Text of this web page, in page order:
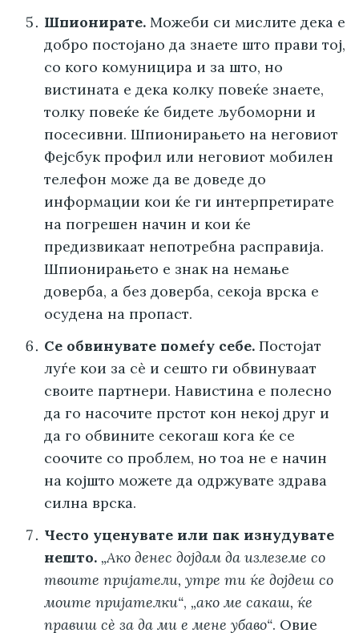
Шпионирате. Можеби си мислите дека е
добро постојано да знаете што прави тој,
со кого комуницира и за што, но
вистината е дека колку повеќе знаете,
толку повеќе ќе бидете љубоморни и
посесивни. Шпионирањето на неговиот
Фејсбук профил или неговиот мобилен
телефон може да ве доведе до
информации кои ќе ги интерпретирате
на погрешен начин и кои ќе
предизвикаат непотребна расправија.
Шпионирањето е знак на немање
доверба, а без доверба, секоја врска е
осудена на пропаст.
Се обвинувате помеѓу себе. Постојат
луѓе кои за сè и сешто ги обвинуваат
своите партнери. Навистина е полесно
да го насочите прстот кон некој друг и
да го обвините секогаш кога ќе се
соочите со проблем, но тоа не е начин
на којшто можете да одржувате здрава
силна врска.
Често уценувате или пак изнудувате
нешто. „Ако денес дојдам да излеземе со
твоите пријатели, утре ти ќе дојдеш со
моите пријателки“, „ако ме сакаш, ќе
правиш сè за да ми е мене убаво“. Овие